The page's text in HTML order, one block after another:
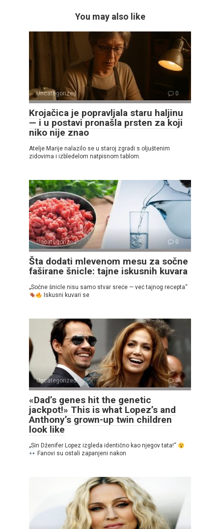
You may also like
Uncategorized 0
Krojačica je popravljala staru haljinu
— i u postavi pronašla prsten za koji
niko nije znao
Atelje Marije nalazilo se u staroj zgradi s oljuštenim
zidovima i izbledelom natpisnom tablom.
Uncategorized 0
Šta dodati mlevenom mesu za sočne
faširane šnicle: tajne iskusnih kuvara
„Sočne šnicle nisu samo stvar sreće — već tajnog recepta“
Iskusni kuvari se
Uncategorized 0
«Dad’s genes hit the genetic
jackpot!» This is what Lopez’s and
Anthony’s grown-up twin children
look like
„Sin Dženifer Lopez izgleda identično kao njegov tata!“
Fanovi su ostali zapanjeni nakon